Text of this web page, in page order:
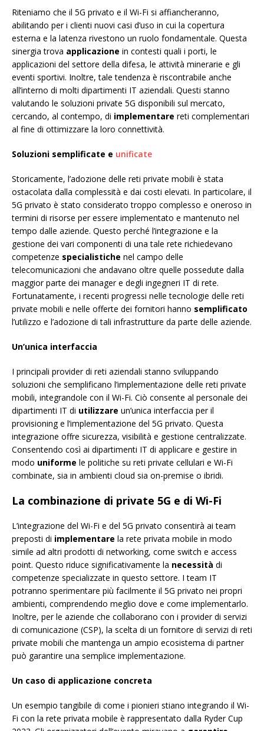
Riteniamo che il 5G privato e il Wi-Fi si affiancheranno,
abilitando per i clienti nuovi casi d’uso in cui la copertura
esterna e la latenza rivestono un ruolo fondamentale. Questa
sinergia trova applicazione in contesti quali i porti, le
applicazioni del settore della difesa, le attività minerarie e gli
eventi sportivi. Inoltre, tale tendenza è riscontrabile anche
all’interno di molti dipartimenti IT aziendali. Questi stanno
valutando le soluzioni private 5G disponibili sul mercato,
cercando, al contempo, di implementare reti complementari
al fine di ottimizzare la loro connettività.
Soluzioni semplificate e unificate
Storicamente, l’adozione delle reti private mobili è stata
ostacolata dalla complessità e dai costi elevati. In particolare, il
5G privato è stato considerato troppo complesso e oneroso in
termini di risorse per essere implementato e mantenuto nel
tempo dalle aziende. Questo perché l’integrazione e la
gestione dei vari componenti di una tale rete richiedevano
competenze specialistiche nel campo delle
telecomunicazioni che andavano oltre quelle possedute dalla
maggior parte dei manager e degli ingegneri IT di rete.
Fortunatamente, i recenti progressi nelle tecnologie delle reti
private mobili e nelle offerte dei fornitori hanno semplificato
l’utilizzo e l’adozione di tali infrastrutture da parte delle aziende.
Un’unica interfaccia
I principali provider di reti aziendali stanno sviluppando
soluzioni che semplificano l’implementazione delle reti private
mobili, integrandole con il Wi-Fi. Ciò consente al personale dei
dipartimenti IT di utilizzare un’unica interfaccia per il
provisioning e l’implementazione del 5G privato. Questa
integrazione offre sicurezza, visibilità e gestione centralizzate.
Consentendo così ai dipartimenti IT di applicare e gestire in
modo uniforme le politiche su reti private cellulari e Wi-Fi
combinate, sia in ambienti cloud sia on-premise o ibridi.
La combinazione di private 5G e di Wi-Fi
L’integrazione del Wi-Fi e del 5G privato consentirà ai team
preposti di implementare la rete privata mobile in modo
simile ad altri prodotti di networking, come switch e access
point. Questo riduce significativamente la necessità di
competenze specializzate in questo settore. I team IT
potranno sperimentare più facilmente il 5G privato nei propri
ambienti, comprendendo meglio dove e come implementarlo.
Inoltre, per le aziende che collaborano con i provider di servizi
di comunicazione (CSP), la scelta di un fornitore di servizi di reti
private mobili che mantenga un ampio ecosistema di partner
può garantire una semplice implementazione.
Un caso di applicazione concreta
Un esempio tangibile di come i pionieri stiano integrando il Wi-
Fi con la rete privata mobile è rappresentato dalla Ryder Cup